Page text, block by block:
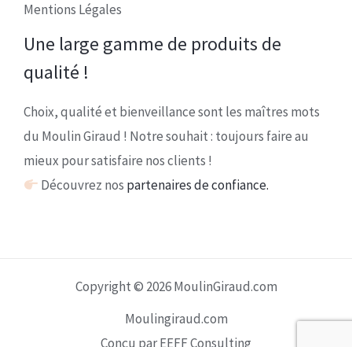
Mentions Légales
Une large gamme de produits de
qualité !
Choix, qualité et bienveillance sont les maîtres mots
du Moulin Giraud ! Notre souhait : toujours faire au
mieux pour satisfaire nos clients !
Découvrez nos partenaires de confiance.
Copyright © 2026 MoulinGiraud.com
Moulingiraud.com
Conçu par EEFF Consulting